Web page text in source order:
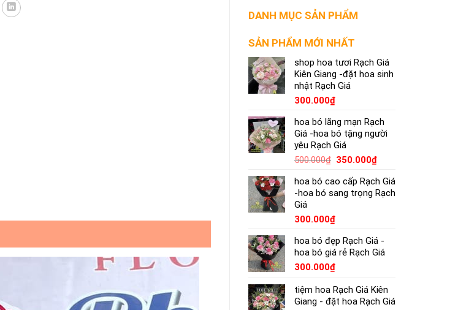
DANH MỤC SẢN PHẨM
SẢN PHẨM MỚI NHẤT
shop hoa tươi Rạch Giá
Kiên Giang -đặt hoa sinh
nhật Rạch Giá
300.000₫
hoa bó lãng mạn Rạch
Giá -hoa bó tặng người
yêu Rạch Giá
500.000₫ 350.000₫
hoa bó cao cấp Rạch Giá
-hoa bó sang trọng Rạch
Giá
300.000₫
hoa bó đẹp Rạch Giá -
hoa bó giá rẻ Rạch Giá
300.000₫
tiệm hoa Rạch Giá Kiên
Giang - đặt hoa Rạch Giá